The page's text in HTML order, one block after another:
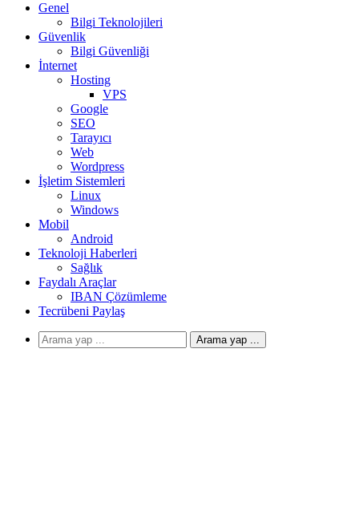
Genel
Bilgi Teknolojileri
Güvenlik
Bilgi Güvenliği
İnternet
Hosting
VPS
Google
SEO
Tarayıcı
Web
Wordpress
İşletim Sistemleri
Linux
Windows
Mobil
Android
Teknoloji Haberleri
Sağlık
Faydalı Araçlar
IBAN Çözümleme
Tecrübeni Paylaş
Arama yap ...